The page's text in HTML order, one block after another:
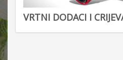
VRTNI DODACI I